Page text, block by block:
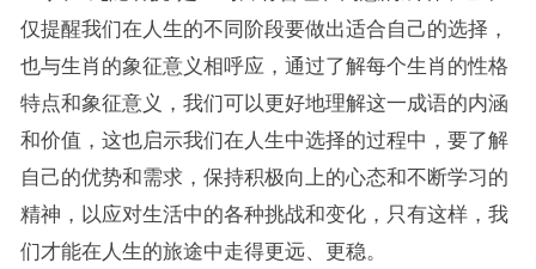
仅提醒我们在人生的不同阶段要做出适合自己的选择，
也与生肖的象征意义相呼应，通过了解每个生肖的性格
特点和象征意义，我们可以更好地理解这一成语的内涵
和价值，这也启示我们在人生中选择的过程中，要了解
自己的优势和需求，保持积极向上的心态和不断学习的
精神，以应对生活中的各种挑战和变化，只有这样，我
们才能在人生的旅途中走得更远、更稳。